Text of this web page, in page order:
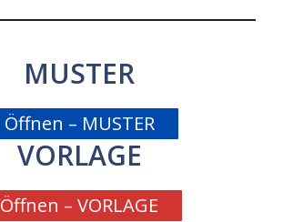
MUSTER
Öffnen – MUSTER
VORLAGE
Öffnen – VORLAGE